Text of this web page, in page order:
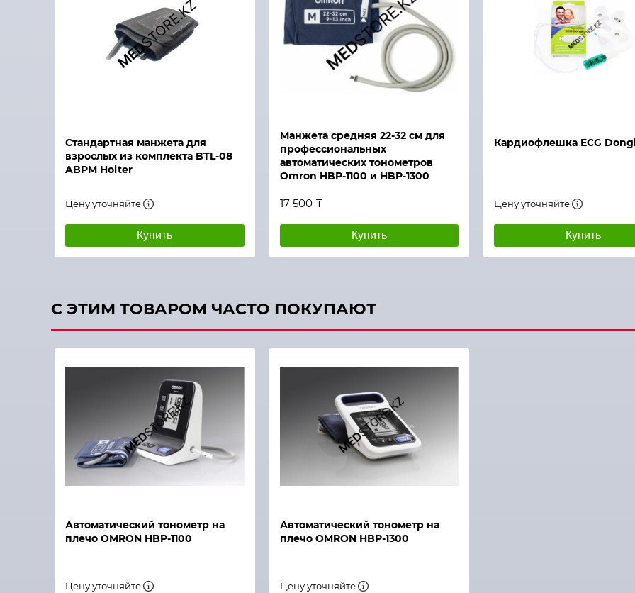
Стандартная манжета для
взрослых из комплекта BTL-08
ABPM Holter
Цену уточняйте
Купить
Манжета средняя 22-32 см для
профессиональных
автоматических тонометров
Omron HBP-1100 и HBP-1300
17 500 ₸
Купить
Кардиофлешка ECG
Цену уточняйте
Купить
С ЭТИМ ТОВАРОМ ЧАСТО ПОКУПАЮТ
Автоматический тонометр на
плечо OMRON HBP-1100
Цену уточняйте
Автоматический тонометр на
плечо OMRON HBP-1300
Цену уточняйте